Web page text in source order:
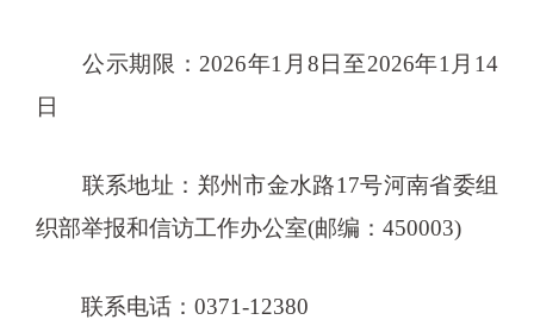
公示期限：2026年1月8日至2026年1月14
日
联系地址：郑州市金水路17号河南省委组
织部举报和信访工作办公室(邮编：450003)
联系电话：0371-12380